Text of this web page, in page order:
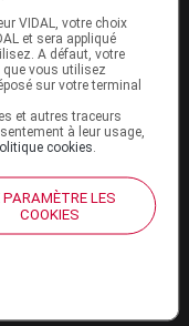
VIDAL, votre choix
et sera appliqué
A défaut, votre
que vous utilisez
sur votre terminal
et autres traceurs
à leur usage,
cookies
PARAMÈTRE LES
COOKIES